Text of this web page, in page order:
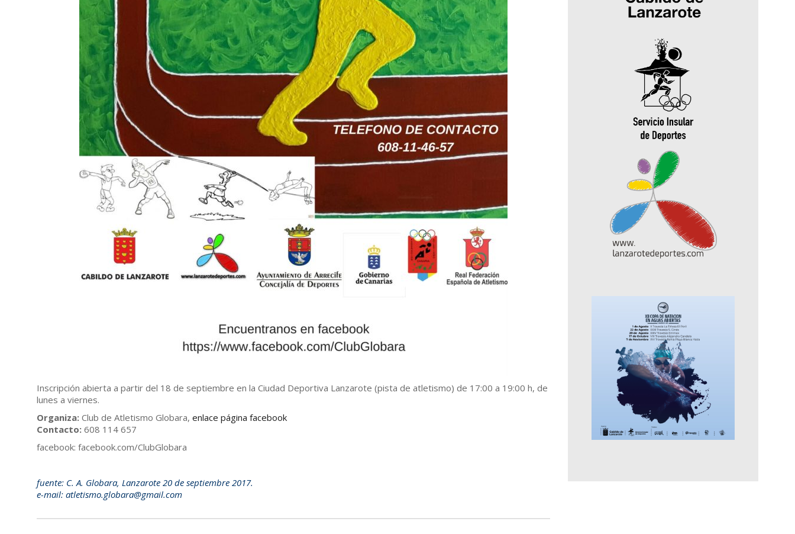
Inscripción abierta a partir del 18 de septiembre en la Ciudad Deportiva Lanzarote (pista de atletismo) de 17:00 a 19:00 h, de
lunes a viernes.
Organiza: Club de Atletismo Globara, enlace página facebook
Contacto: 608 114 657
facebook: facebook.com/ClubGlobara
fuente: C. A. Globara, Lanzarote 20 de septiembre 2017.
e-mail: atletismo.globara@gmail.com